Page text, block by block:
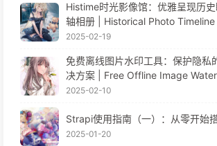
Histime时光影像馆：优雅呈现历
轴相册 | Historical Photo Timeline
2025-02-19
免费离线图片水印工具：保护隐私
决方案 | Free Offline Image
2025-02-10
Strapi使用指南（一）：从零开始
2025-01-20